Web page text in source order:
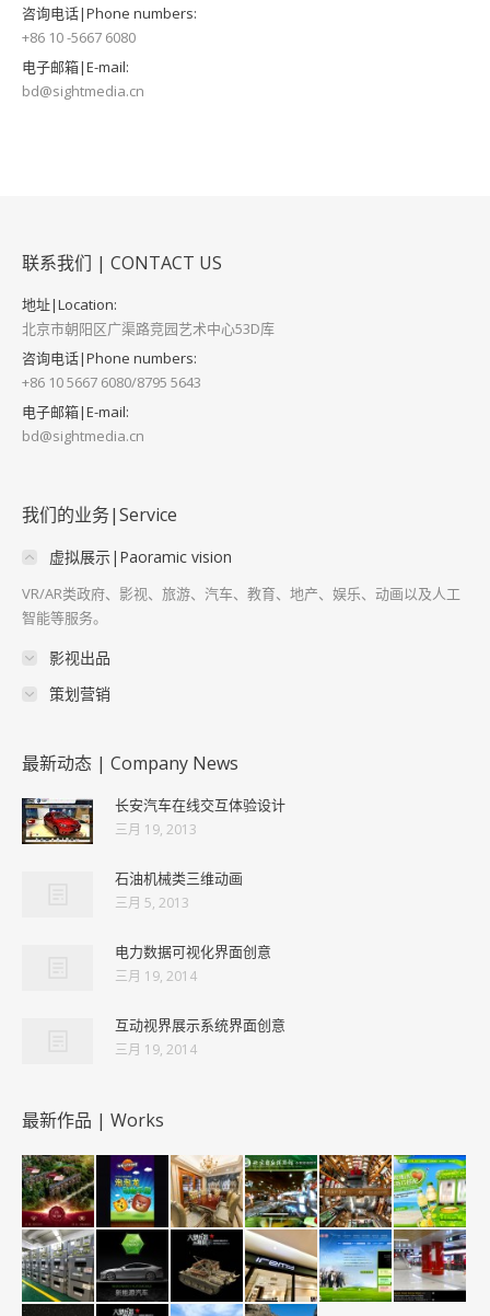
咨询电话|Phone numbers:
+86 10 -5667 6080
电子邮箱|E-mail:
bd@sightmedia.cn
联系我们 | CONTACT US
地址|Location:
北京市朝阳区广渠路竞园艺术中心53D库
咨询电话|Phone numbers:
+86 10 5667 6080/8795 5643
电子邮箱|E-mail:
bd@sightmedia.cn
我们的业务|Service
虚拟展示|Paoramic vision
VR/AR类政府、影视、旅游、汽车、教育、地产、娱乐、动画以及人工
智能等服务。
影视出品
策划营销
最新动态 | Company News
长安汽车在线交互体验设计
三月 19, 2013
石油机械类三维动画
三月 5, 2013
电力数据可视化界面创意
三月 19, 2014
互动视界展示系统界面创意
三月 19, 2014
最新作品 | Works